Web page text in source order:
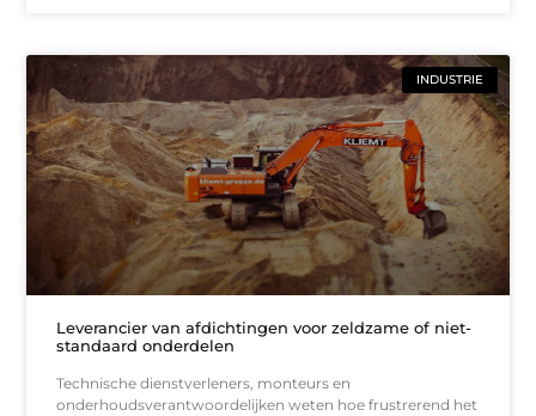
INDUSTRIE
Leverancier van afdichtingen voor zeldzame of niet-
standaard onderdelen
Technische dienstverleners, monteurs en
onderhoudsverantwoordelijken weten hoe frustrerend het